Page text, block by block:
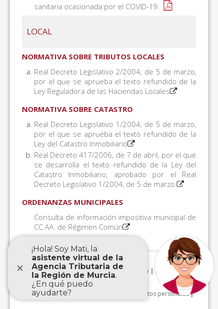
sanitaria ocasionada por el COVID-19.
LOCAL
NORMATIVA SOBRE TRIBUTOS LOCALES
Real Decreto Legislativo 2/2004, de 5 de marzo,
por el que se aprueba el texto refundido de la
Ley Reguladora de las Haciendas Locales
NORMATIVA SOBRE CATASTRO
Real Decreto Legislativo 1/2004, de 5 de marzo,
por el que se aprueba el texto refundido de la
Ley del Catastro Inmobiliario
Real Decreto 417/2006, de 7 de abril, por el que
se desarrolla el texto refundido de la Ley del
Catastro Inmobiliario, aprobado por el Real
Decreto Legislativo 1/2004, de 5 de marzo.
ORDENANZAS MUNICIPALES
Consulta de información impositiva municipal de
CC.AA. de Régimen Común
Aviso Legal |Accesibilidad |Mapa Web | Protección de
datos personales|